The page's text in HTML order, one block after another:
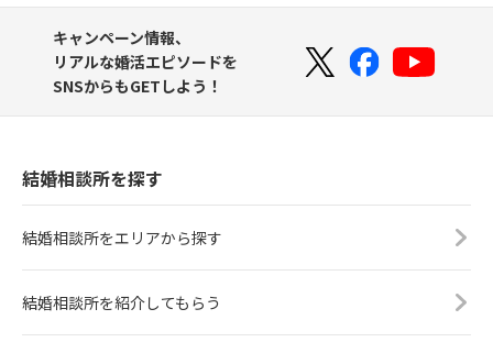
でも鏡に話しかけてみる・ドラマや
人と話すときに表情に意識を増やす
これらがオススメですよ♡ここまで
す♡「私（俺）を見てくれ！」「こ
んなにすごいんだ！」なんて人より
「あなたといると楽しい！」そんな
人と結婚したいですよね！私がたく
キャンペーン情報、
リアルな婚活エピソードを
SNSからもGETしよう！
結婚相談所を探す
結婚相談所をエリアから探す
結婚相談所を紹介してもらう